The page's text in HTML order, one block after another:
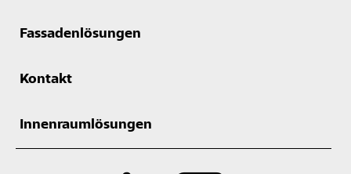
Fassadenlösungen
Kontakt
Innenraumlösungen